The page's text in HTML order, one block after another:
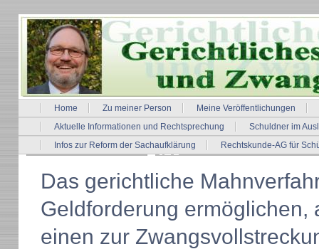
Home Zu meiner Person
Meine Veröffentlichungen
Aktuelle Informationen und Rechtsprechung
Schuldner im
Infos zur Reform der Sachaufklärung
Rechtskunde-AG für
Das gerichtliche
Geldforderung ermöglichen,
einen zur